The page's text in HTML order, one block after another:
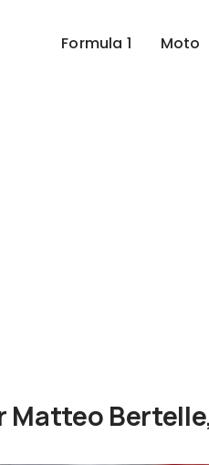
Formula 1 Moto
Matteo